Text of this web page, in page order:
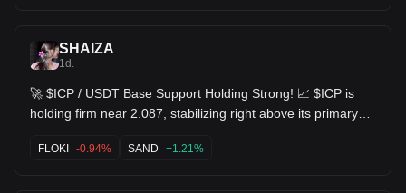
SHAIZA
1d.
🚀 $ICP / USDT Base Support Holding Strong! 📈 $ICP is
holding firm near 2.087, stabilizing right above its primary
remaining in green bullish territory (DIF 0.001 > DEA -0.004)
FLOKI -0.94% SAND +1.21%